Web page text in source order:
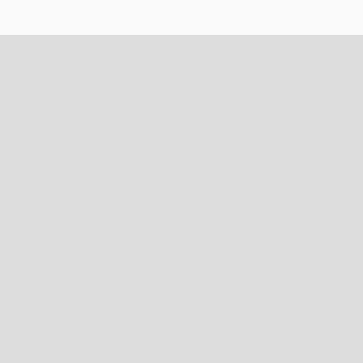
stránce jako mapové body. Prvek lze použít s čtečkou